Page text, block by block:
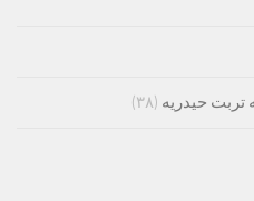
تربت حیدریه (۳۸)